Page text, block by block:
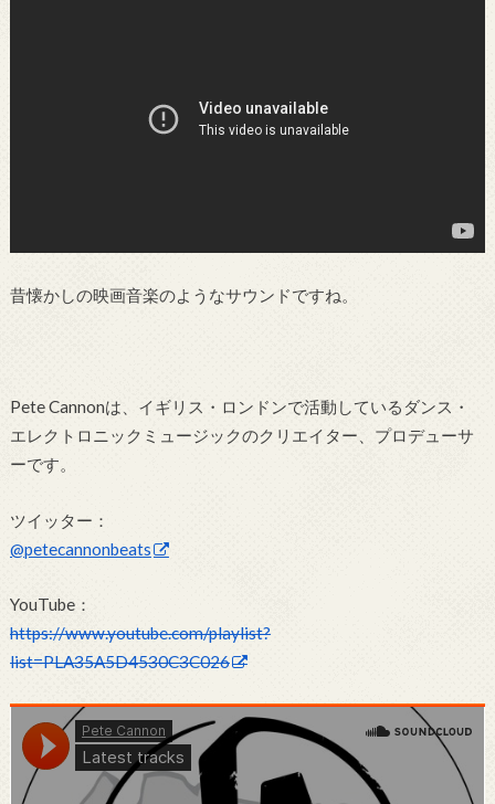
昔懐かしの映画音楽のようなサウンドですね。
Pete Cannonは、イギリス・ロンドンで活動しているダンス・
エレクトロニックミュージックのクリエイター、プロデューサ
ーです。
ツイッター：
@petecannonbeats
YouTube：
https://www.youtube.com/playlist?
list=PLA35A5D4530C3C026